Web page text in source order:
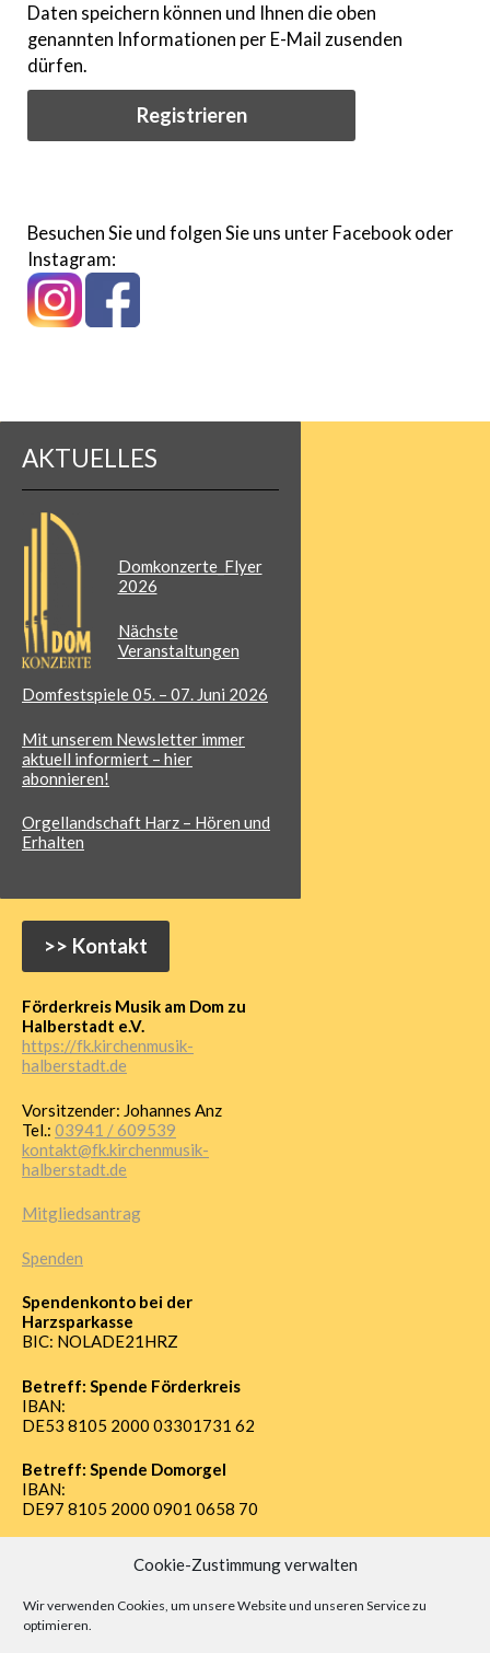
Cookie-Zustimmung verwalten
Wir verwenden Cookies, um unsere Website und unseren Service zu
optimieren.
AKTUELLES
Domkonzerte_Flyer
2026
Nächste
Veranstaltungen
Domfestspiele05. – 07. Juni 2026
Mit unserem Newsletter immer
aktuell informiert – hier
abonnieren!
Orgellandschaft Harz – Hören und
Erhalten
>> Kontakt
Förderkreis Musik am Dom zu
Halberstadt e.V.
https://fk.kirchenmusik-
halberstadt.de
Vorsitzender: Johannes Anz
Tel.: 03941 / 609539
kontakt@fk.kirchenmusik-
halberstadt.de
Mitgliedsantrag
Spenden
Spendenkonto bei der
Harzsparkasse
BIC: NOLADE21HRZ
Betreff: Spende Förderkreis
IBAN:
DE53 8105 2000 03301731 62
Betreff: Spende Domorgel
IBAN:
DE97 8105 2000 0901 0658 70
Daten speichern können und Ihnen die oben
genannten Informationen per E-Mail zusenden
dürfen.
Besuchen Sie und folgen Sie uns unter Facebook oder
Instagram:
Impressum
Datenschutz